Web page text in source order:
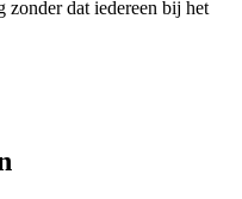
zonder dat iedereen bij het